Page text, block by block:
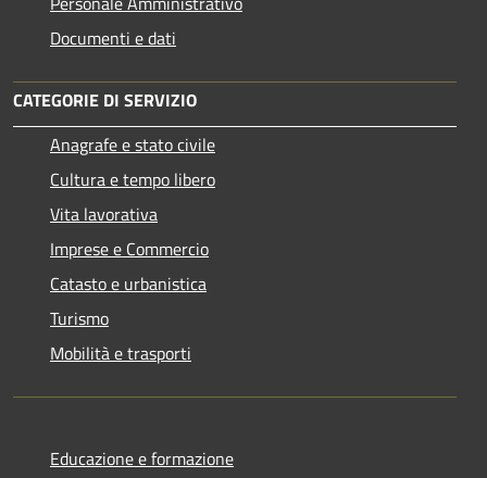
Documenti e dati
CATEGORIE DI SERVIZIO
Anagrafe e stato civile
Cultura e tempo libero
Vita lavorativa
Imprese e Commercio
Catasto e urbanistica
Turismo
Mobilità e trasporti
Educazione e formazione